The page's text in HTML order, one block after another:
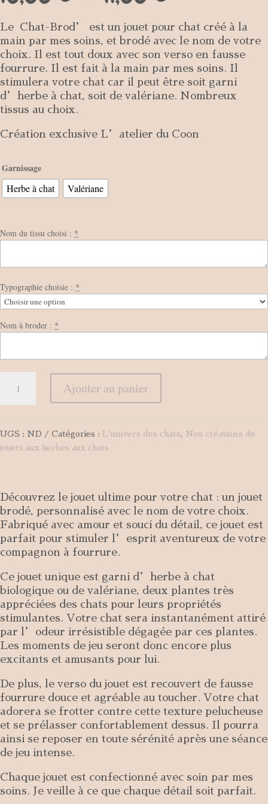
basé sur
notation
client
de
prix :
10,00 €
à
11,00 €
Le Chat-Brod’ est un jouet pour chat créé à la
main par mes soins, et brodé avec le nom de votre
choix. Il est tout doux avec son verso en fausse
fourrure. Il est fait à la main par mes soins. Il
stimulera votre chat car il peut être soit garni
d’herbe à chat, soit de valériane. Nombreux
tissus au choix.
Création exclusive L’atelier du Coon
Garnissage
Herbe à chat
Valériane
Nom du tissu choisi : *
Typographie choisie : *
Nom à broder : *
Le
Brod'
Ajouter au panier
UGS : ND Catégories : L'univers des chats
Nos créations de
jouets aux herbes aux chats
Découvrez le jouet ultime pour votre chat : un jouet
brodé, personnalisé avec le nom de votre choix.
Fabriqué avec amour et souci du détail, ce jouet est
parfait pour stimuler l’esprit aventureux de votre
compagnon à fourrure.
Ce jouet unique est garni d’herbe à chat
biologique ou de valériane, deux plantes très
appréciées des chats pour leurs propriétés
stimulantes. Votre chat sera instantanément attiré
par l’odeur irrésistible dégagée par ces plantes.
Les moments de jeu seront donc encore plus
excitants et amusants pour lui.
De plus, le verso du jouet est recouvert de fausse
fourrure douce et agréable au toucher. Votre chat
adorera se frotter contre cette texture pelucheuse
et se prélasser confortablement dessus. Il pourra
ainsi se reposer en toute sérénité après une séance
de jeu intense.
Chaque jouet est confectionné avec soin par mes
soins. Je veille à ce que chaque détail soit parfait.